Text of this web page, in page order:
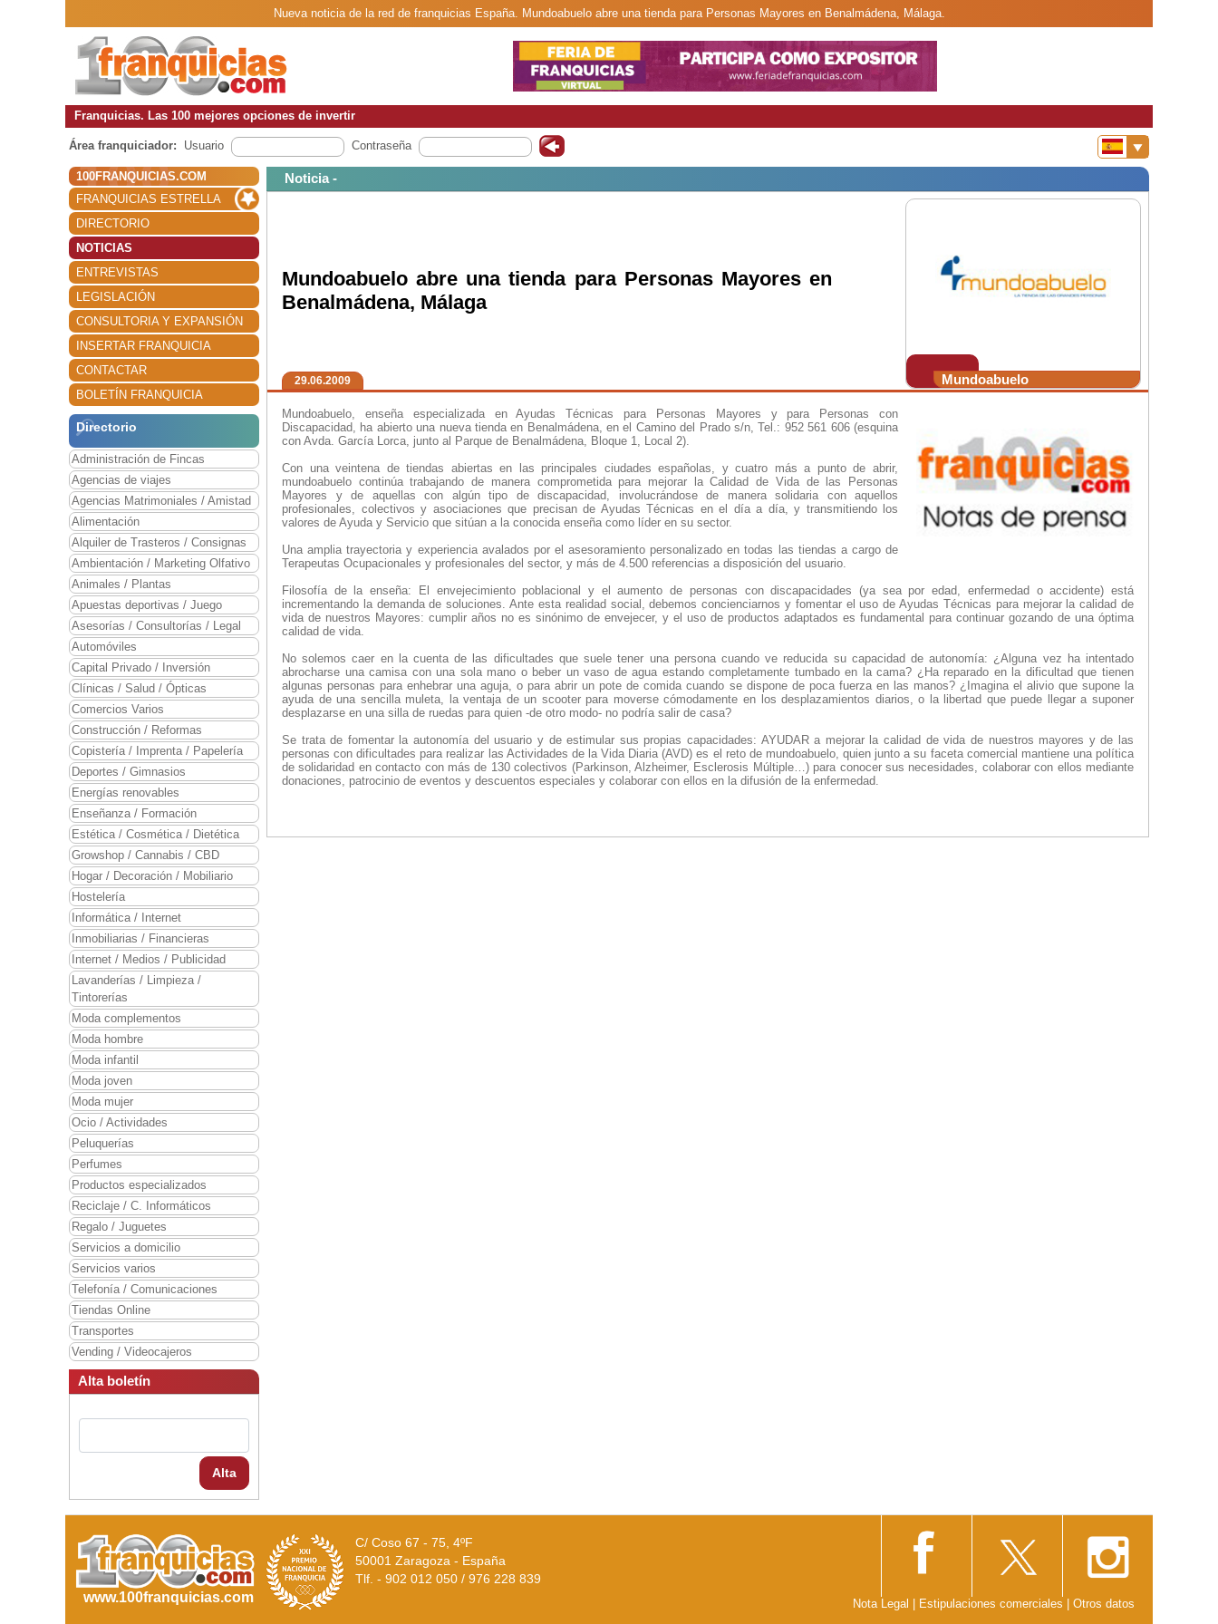
Nueva noticia de la red de franquicias España. Mundoabuelo abre una tienda para Personas Mayores en Benalmádena, Málaga.
Franquicias. Las 100 mejores opciones de invertir
Área franquiciador: Usuario Contraseña
100FRANQUICIAS.COM
FRANQUICIAS ESTRELLA
DIRECTORIO
NOTICIAS
ENTREVISTAS
LEGISLACIÓN
CONSULTORIA Y EXPANSIÓN
INSERTAR FRANQUICIA
CONTACTAR
BOLETÍN FRANQUICIA
Directorio
Administración de Fincas
Agencias de viajes
Agencias Matrimoniales / Amistad
Alimentación
Alquiler de Trasteros / Consignas
Ambientación / Marketing Olfativo
Animales / Plantas
Apuestas deportivas / Juego
Asesorías / Consultorías / Legal
Automóviles
Capital Privado / Inversión
Clínicas / Salud / Ópticas
Comercios Varios
Construcción / Reformas
Copistería / Imprenta / Papelería
Deportes / Gimnasios
Energías renovables
Enseñanza / Formación
Estética / Cosmética / Dietética
Growshop / Cannabis / CBD
Hogar / Decoración / Mobiliario
Hostelería
Informática / Internet
Inmobiliarias / Financieras
Internet / Medios / Publicidad
Lavanderías / Limpieza /
Tintorerías
Moda complementos
Moda hombre
Moda infantil
Moda joven
Moda mujer
Ocio / Actividades
Peluquerías
Perfumes
Productos especializados
Reciclaje / C. Informáticos
Regalo / Juguetes
Servicios a domicilio
Servicios varios
Telefonía / Comunicaciones
Tiendas Online
Transportes
Vending / Videocajeros
Alta boletín
Alta
Noticia -
Mundoabuelo
Mundoabuelo abre una tienda para Personas Mayores en
Benalmádena, Málaga
29.06.2009
Mundoabuelo, enseña especializada en Ayudas Técnicas para Personas Mayores y para Personas con
Discapacidad, ha abierto una nueva tienda en Benalmádena, en el Camino del Prado s/n, Tel.: 952 561 606 (esquina
con Avda. García Lorca, junto al Parque de Benalmádena, Bloque 1, Local 2).
Con una veintena de tiendas abiertas en las principales ciudades españolas, y cuatro más a punto de abrir,
mundoabuelo continúa trabajando de manera comprometida para mejorar la Calidad de Vida de las Personas
Mayores y de aquellas con algún tipo de discapacidad, involucrándose de manera solidaria con aquellos
profesionales, colectivos y asociaciones que precisan de Ayudas Técnicas en el día a día, y transmitiendo los
valores de Ayuda y Servicio que sitúan a la conocida enseña como líder en su sector.
Una amplia trayectoria y experiencia avalados por el asesoramiento personalizado en todas las tiendas a cargo de
Terapeutas Ocupacionales y profesionales del sector, y más de 4.500 referencias a disposición del usuario.
Filosofía de la enseña: El envejecimiento poblacional y el aumento de personas con discapacidades (ya sea por edad, enfermedad o accidente) está
incrementando la demanda de soluciones. Ante esta realidad social, debemos concienciarnos y fomentar el uso de Ayudas Técnicas para mejorar la calidad de
vida de nuestros Mayores: cumplir años no es sinónimo de envejecer, y el uso de productos adaptados es fundamental para continuar gozando de una óptima
calidad de vida.
No solemos caer en la cuenta de las dificultades que suele tener una persona cuando ve reducida su capacidad de autonomía: ¿Alguna vez ha intentado
abrocharse una camisa con una sola mano o beber un vaso de agua estando completamente tumbado en la cama? ¿Ha reparado en la dificultad que tienen
algunas personas para enhebrar una aguja, o para abrir un pote de comida cuando se dispone de poca fuerza en las manos? ¿Imagina el alivio que supone la
ayuda de una sencilla muleta, la ventaja de un scooter para moverse cómodamente en los desplazamientos diarios, o la libertad que puede llegar a suponer
desplazarse en una silla de ruedas para quien -de otro modo- no podría salir de casa?
Se trata de fomentar la autonomía del usuario y de estimular sus propias capacidades: AYUDAR a mejorar la calidad de vida de nuestros mayores y de las
personas con dificultades para realizar las Actividades de la Vida Diaria (AVD) es el reto de mundoabuelo, quien junto a su faceta comercial mantiene una política
de solidaridad en contacto con más de 130 colectivos (Parkinson, Alzheimer, Esclerosis Múltiple…) para conocer sus necesidades, colaborar con ellos mediante
donaciones, patrocinio de eventos y descuentos especiales y colaborar con ellos en la difusión de la enfermedad.
www.100franquicias.com
C/ Coso 67 - 75, 4ºF
50001 Zaragoza - España
Tlf. - 902 012 050 / 976 228 839
Nota Legal Estipulaciones comerciales Otros datos